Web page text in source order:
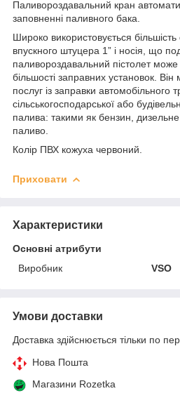
Паливороздавальний кран
заповненні паливного бака.
Широко використовується більшість
впускного штуцера 1” і носія, що
паливороздавальний пістолет
більшості заправних установок.
послуг із заправки автомобільного
сільськогосподарської або
палива: такими як бензин,
паливо.
Колір ПВХ кожуха червоний.
Приховати
Характеристики
Основні атрибути
Виробник
VSO
Умови доставки
Доставка здійснюється тільки по
Нова Пошта
Магазини Rozetka